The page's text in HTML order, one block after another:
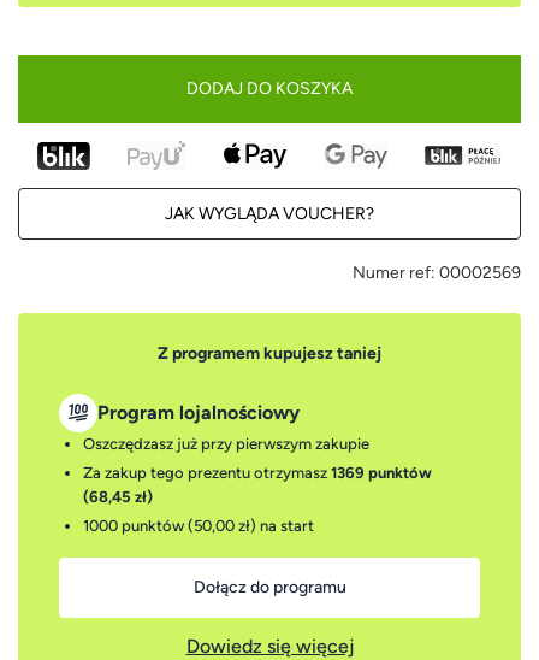
DODAJ DO KOSZYKA
JAK WYGLĄDA VOUCHER?
Numer ref: 00002569
Z programem kupujesz taniej
Program lojalnościowy
Oszczędzasz już przy pierwszym zakupie
Za zakup tego prezentu otrzymasz 1369 punktów
(68,45 zł)
1000 punktów (50,00 zł) na start
Dołącz do programu
Dowiedz się więcej